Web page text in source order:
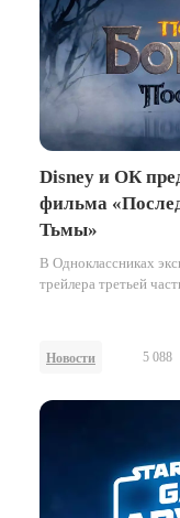
Disney и ОК
фильма
Тьмы»
В Одноклассниках
трейлера третьей
Новости 5 088